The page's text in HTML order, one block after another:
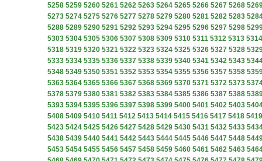
5258 5259 5260 5261 5262 5263 5264 5265 5266 5267 5268
5273 5274 5275 5276 5277 5278 5279 5280 5281 5282 5283
5288 5289 5290 5291 5292 5293 5294 5295 5296 5297 5298
5303 5304 5305 5306 5307 5308 5309 5310 5311 5312 5313 5314
5318 5319 5320 5321 5322 5323 5324 5325 5326 5327 5328
5333 5334 5335 5336 5337 5338 5339 5340 5341 5342 5343
5348 5349 5350 5351 5352 5353 5354 5355 5356 5357 5358
5363 5364 5365 5366 5367 5368 5369 5370 5371 5372 5373
5378 5379 5380 5381 5382 5383 5384 5385 5386 5387 5388
5393 5394 5395 5396 5397 5398 5399 5400 5401 5402 5403
5408 5409 5410 5411 5412 5413 5414 5415 5416 5417 5418 5419
5423 5424 5425 5426 5427 5428 5429 5430 5431 5432 5433
5438 5439 5440 5441 5442 5443 5444 5445 5446 5447 5448
5453 5454 5455 5456 5457 5458 5459 5460 5461 5462 5463